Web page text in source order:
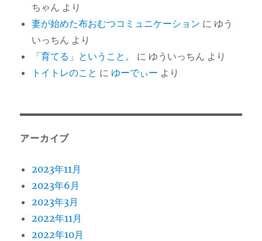
ちゃん より
妻が始めた布おむつコミュニケーション に ゆう
いっちん より
「育てる」ということ。
に ゆういっちん より
トイトレのこと に ゆーでぃー より
アーカイブ
2023年11月
2023年6月
2023年3月
2022年11月
2022年10月